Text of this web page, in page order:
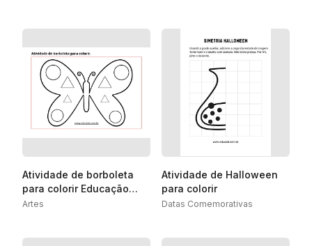
Atividade de borboleta
para colorir Educação
Infantil
Artes
Atividade de Halloween
para colorir
Datas Comemorativas